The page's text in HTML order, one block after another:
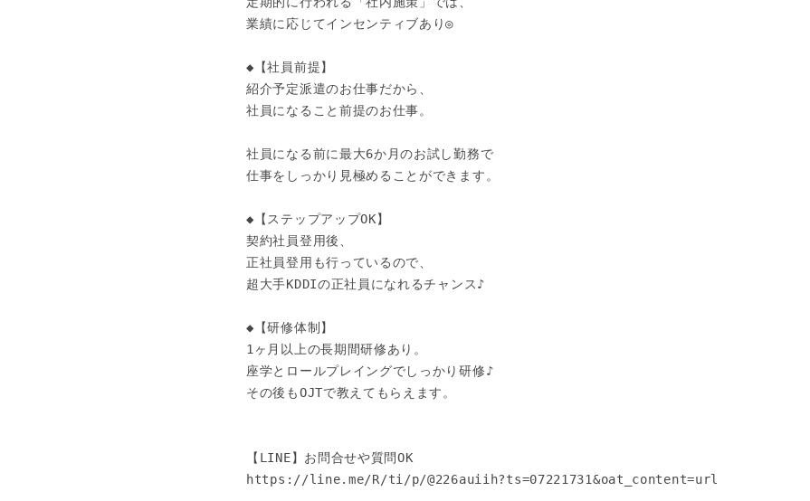
業績に応じてインセンティブあり◎
◆【社員前提】
紹介予定派遣のお仕事だから、
社員になること前提のお仕事。
社員になる前に最大6か月のお試し勤務で
仕事をしっかり見極めることができます。
◆【ステップアップOK】
契約社員登用後、
正社員登用も行っているので、
超大手KDDIの正社員になれるチャンス♪
◆【研修体制】
1ヶ月以上の長期間研修あり。
座学とロールプレイングでしっかり研修♪
その後もOJTで教えてもらえます。
【LINE】お問合せや質問OK
https://line.me/R/ti/p/@226auiih?ts=07221731&oat_content=url